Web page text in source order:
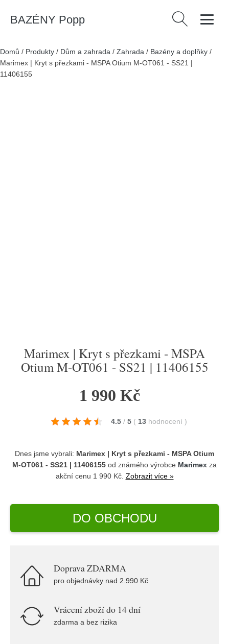
BAZÉNY Popp Vyhledávání
Domů / Produkty / Dům a zahrada / Zahrada / Bazény a doplňky /
Marimex | Kryt s přezkami - MSPA Otium M-OT061 - SS21 |
11406155
Marimex | Kryt s přezkami - MSPA
Otium M-OT061 - SS21 | 11406155
1 990 Kč
4.5 / 5 ( 13 hodnocení )
Dnes jsme vybrali: Marimex | Kryt s přezkami - MSPA Otium
M-OT061 - SS21 | 11406155 od známého výrobce Marimex za
akční cenu 1 990 Kč. Zobrazit více »
DO OBCHODU
Doprava ZDARMA
pro objednávky nad 2.990 Kč
Vrácení zboží do 14 dní
zdarma a bez rizika